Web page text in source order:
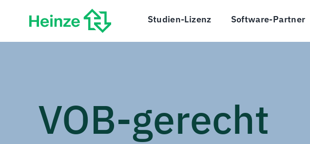
springen
Studien-Lizenz Software-Partner
VOB-gerecht